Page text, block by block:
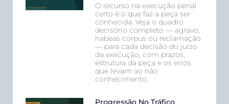
O recurso na execução penal
certo é o que faz a peça ser
conhecida. Veja o quadro
decisório completo — agravo,
habeas corpus ou reclamação
— para cada decisão do juízo
da execução, com prazos,
estrutura da peça e os erros
que levam ao não
conhecimento.
Progressão No Tráfico